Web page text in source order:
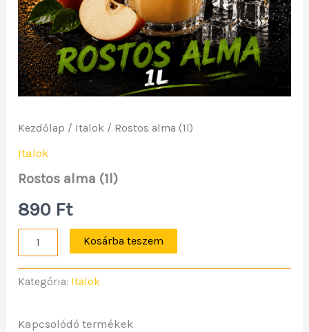
Kezdőlap / Italok / Rostos alma (1l)
Italok
Rostos alma (1l)
890 Ft
Kosárba teszem
Kategória: Italok
Kapcsolódó termékek